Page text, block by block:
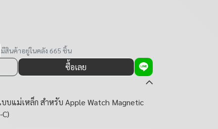
มีสินค้าอยู่ในคลัง 665 ชิ้น
ซื้อเลย
บแม่เหล็ก สำหรับ Apple Watch Magnetic